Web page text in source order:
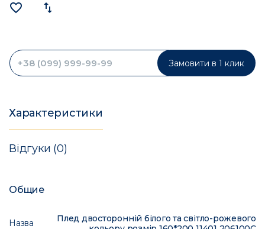
favorite_border import_export
Замовити в 1 клик
Характеристики
Відгуки (0)
Общие
Назва
Плед двосторонній білого та світло-рожевого